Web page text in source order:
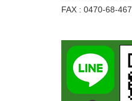
FAX : 0470-68-